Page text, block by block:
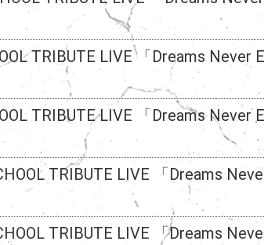
TRIBUTE LIVE 「Dreams Never
TRIBUTE LIVE 「Dreams Never
TRIBUTE LIVE 「Dreams
TRIBUTE LIVE 「Dreams